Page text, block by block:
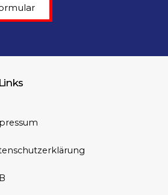
Links